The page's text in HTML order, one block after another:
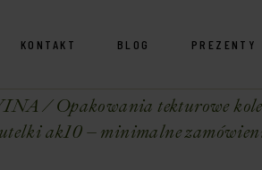
KONTAKT BLOG PREZENTY
Opakowania tekturowe
ak10 – minimalne